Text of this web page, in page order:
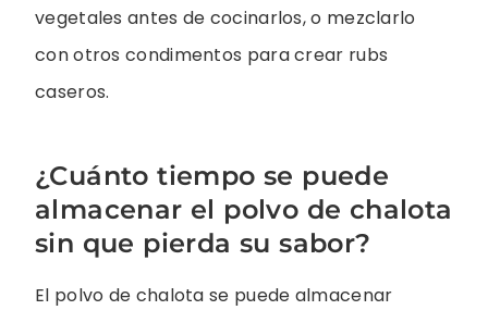
vegetales antes de cocinarlos, o mezclarlo
con otros condimentos para crear rubs
caseros.
¿Cuánto tiempo se puede
almacenar el polvo de chalota
sin que pierda su sabor?
El polvo de chalota se puede almacenar